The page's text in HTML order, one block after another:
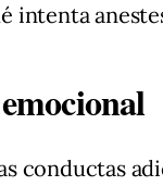
intenta
conductas